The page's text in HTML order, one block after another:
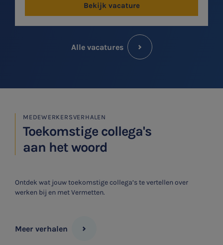
Bekijk vacature
Alle vacatures
MEDEWERKERSVERHALEN
Toekomstige collega's
aan het woord
Ontdek wat jouw toekomstige collega’s te vertellen over
werken bij en met Vermetten.
Meer verhalen